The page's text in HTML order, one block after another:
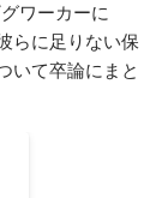
ワーカーに
らに足りない保
いて卒論にまと